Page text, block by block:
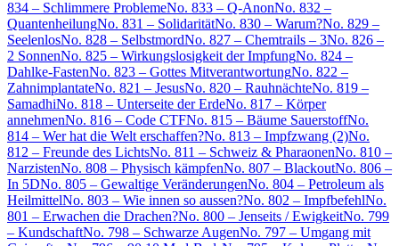
834 – Schlimmere ProblemeNo. 833 – Q-AnonNo. 832 –
QuantenheilungNo. 831 – SolidaritätNo. 830 – Warum?No. 829 –
SeelenlosNo. 828 – SelbstmordNo. 827 – Chemtrails – 3No. 826 –
2 SonnenNo. 825 – Wirkungslosigkeit der ImpfungNo. 824 –
Dahlke-FastenNo. 823 – Gottes MitverantwortungNo. 822 –
ZahnimplantateNo. 821 – JesusNo. 820 – RauhnächteNo. 819 –
SamadhiNo. 818 – Unterseite der ErdeNo. 817 – Körper
annehmenNo. 816 – Code CTFNo. 815 – Bäume SauerstoffNo.
814 – Wer hat die Welt erschaffen?No. 813 – Impfzwang (2)No.
812 – Freunde des LichtsNo. 811 – Schweiz & PharaonenNo. 810 –
NarzistenNo. 808 – Physisch kämpfenNo. 807 – BlackoutNo. 806 –
In 5DNo. 805 – Gewaltige VeränderungenNo. 804 – Petroleum als
HeilmittelNo. 803 – Wie innen so aussen?No. 802 – ImpfbefehlNo.
801 – Erwachen die Drachen?No. 800 – Jenseits / EwigkeitNo. 799
– KundschaftNo. 798 – Schwarze AugenNo. 797 – Umgang mit